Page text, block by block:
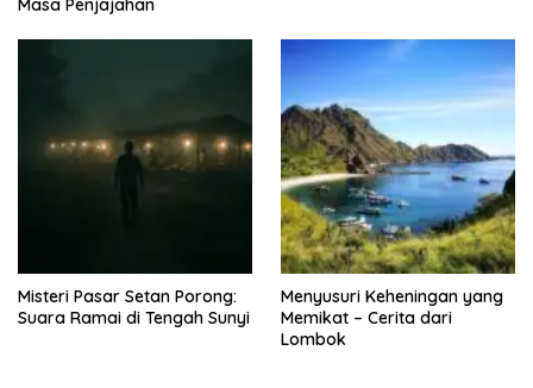
Masa Penjajahan
Misteri Pasar Setan Porong:
Suara Ramai di Tengah Sunyi
Menyusuri Keheningan yang
Memikat – Cerita dari
Lombok